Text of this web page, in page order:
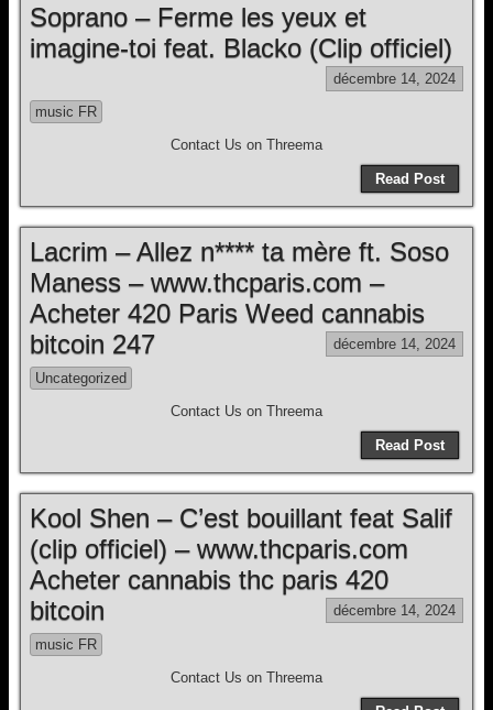
Soprano – Ferme les yeux et
imagine-toi feat. Blacko (Clip officiel)
décembre 14, 2024
music FR
Contact Us on Threema
Read Post
Lacrim – Allez n**** ta mère ft. Soso
Maness – www.thcparis.com –
Acheter 420 Paris Weed cannabis
bitcoin 247
décembre 14, 2024
Uncategorized
Contact Us on Threema
Read Post
Kool Shen – C’est bouillant feat Salif
(clip officiel) – www.thcparis.com
Acheter cannabis thc paris 420
bitcoin
décembre 14, 2024
music FR
Contact Us on Threema